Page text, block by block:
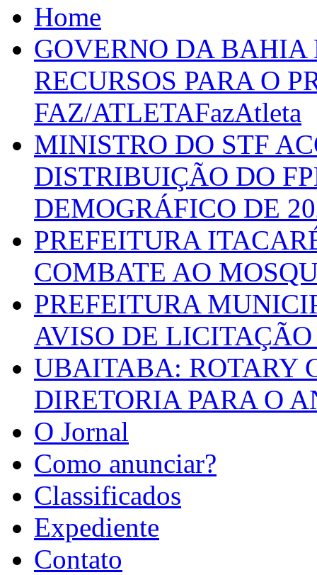
Home
GOVERNO DA
RECURSOS PARA O
FAZ/ATLETAFazAtleta
MINISTRO DO STF
DISTRIBUIÇÃO DO
DEMOGRÁFICO DE
PREFEITURA
COMBATE AO
PREFEITURA
AVISO DE LICITAÇÃO
UBAITABA: ROTARY
DIRETORIA PARA O
O Jornal
Como anunciar?
Classificados
Expediente
Contato